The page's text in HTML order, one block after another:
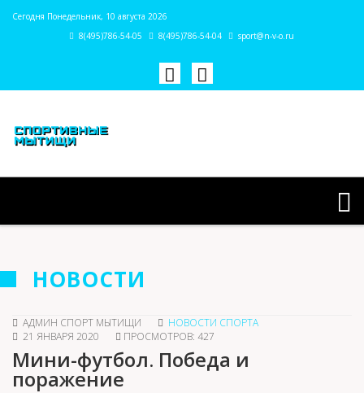
Сегодня Понедельник, 10 августа 2026
8(495)786-54-05
8(495)786-54-04 sport@n-v-o.ru
НОВОСТИ
АДМИН СПОРТ МЫТИЩИ
НОВОСТИ СПОРТА
21 ЯНВАРЯ 2020
ПРОСМОТРОВ: 427
Мини-футбол. Победа и
поражение